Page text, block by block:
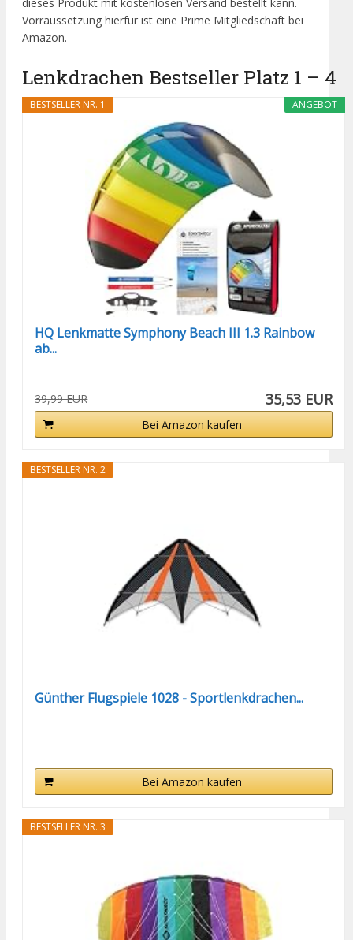
Vorraussetzung hierfür ist eine Prime Mitgliedschaft bei
Amazon.
Lenkdrachen Bestseller Platz 1 – 4
ANGEBOT
BESTSELLER NR. 1
HQ Lenkmatte Symphony Beach III 1.3 Rainbow
ab...
39,99 EUR 35,53 EUR
Bei Amazon kaufen
BESTSELLER NR. 2
Günther Flugspiele 1028 - Sportlenkdrachen...
Bei Amazon kaufen
BESTSELLER NR. 3